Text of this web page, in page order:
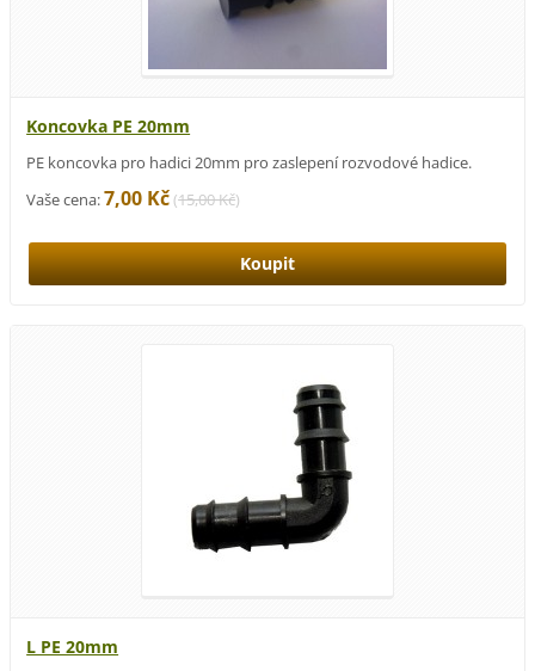
Koncovka PE 20mm
PE koncovka pro hadici 20mm pro zaslepení rozvodové hadice.
Vaše cena:7,00 Kč(15,00 Kč)
L PE 20mm